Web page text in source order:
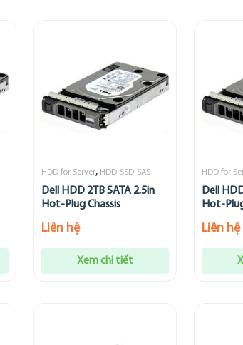
HDD for Server, HDD-SSD-SAS
Dell HDD 2TB SATA 2.5in
Hot-Plug Chassis
Liên hệ
Xem chi tiết
HDD for
Dell
Hot-
Liên hệ